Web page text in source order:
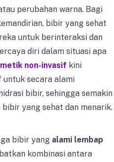
perubahan warna. Bagi
bibir yang sehat
untuk berinteraksi dan
diri dalam situasi apa
non-invasif kini
secara alami
bibir, sehingga semakin
yang sehat dan menarik.
bibir yang alami lembap
kombinasi antara